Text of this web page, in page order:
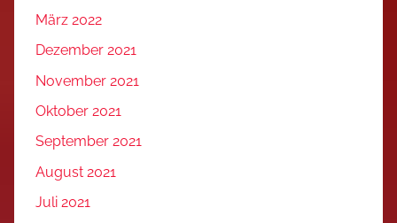
März 2022
Dezember 2021
November 2021
Oktober 2021
September 2021
August 2021
Juli 2021